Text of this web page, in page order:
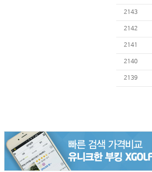
2143
2142
2141
2140
2139